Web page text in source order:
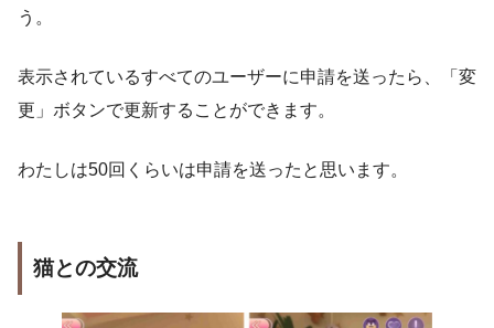
う。
表示されているすべてのユーザーに申請を送ったら、「変
更」ボタンで更新することができます。
わたしは50回くらいは申請を送ったと思います。
猫との交流